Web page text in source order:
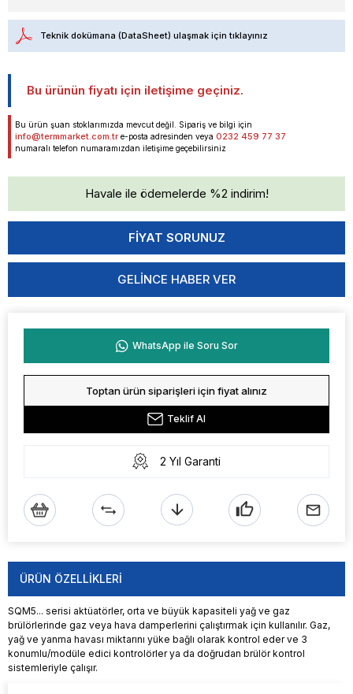
Teknik dokümana (DataSheet) ulaşmak için tıklayınız
Bu ürünün fiyatı için iletişime geçiniz.
Bu ürün şuan stoklarımızda mevcut değil. Sipariş ve bilgi için
info@termmarket.com.tr e-posta adresinden veya 0232 459 77 37
numaralı telefon numaramızdan iletişime geçebilirsiniz
Havale ile ödemelerde %2 indirim!
GELINCE HABER VER
WhatsApp ile Soru Sor
Toptan ürün siparişleri için fiyat alınız
Teklif Al
2 Yıl Garanti
ÜRÜN ÖZELLIKLERI
SQM5... serisi aktüatörler, orta ve büyük kapasiteli yağ ve gaz
brülörlerinde gaz veya hava damperlerini çalıştırmak için kullanılır. Gaz,
yağ ve yanma havası miktarını yüke bağlı olarak kontrol eder ve 3
konumlu/modüle edici kontrolörler ya da doğrudan brülör kontrol
sistemleriyle çalışır.